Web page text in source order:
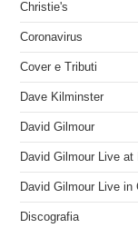
Christie's
Coronavirus
Cover e Tributi
Dave Kilminster
David Gilmour
David Gilmour Live at
David Gilmour Live in
Discografia